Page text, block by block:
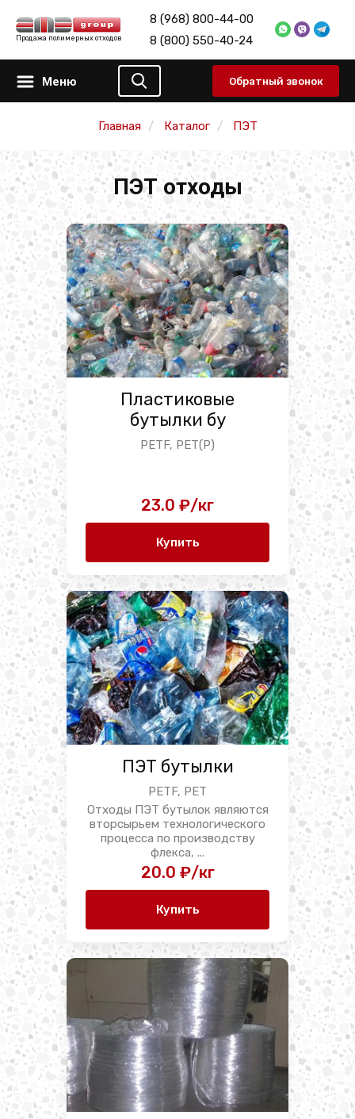
Продажа полимерных отходов
8 (968) 800-44-00
8 (800) 550-40-24
Меню Обратный звонок
Главная Каталог ПЭТ
ПЭТ отходы
Пластиковые
бутылки бу
PETF, PET(P)
23.0 ₽/кг
Купить
ПЭТ бутылки
PETF, PET
Отходы ПЭТ бутылок являются
вторсырьем технологического
процесса по производству
флекса, ...
20.0 ₽/кг
Купить